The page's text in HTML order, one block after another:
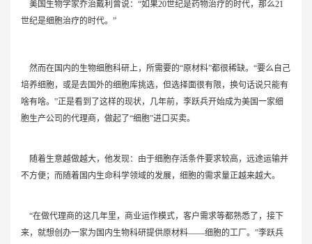
美国生物学家乔治戴利曾说：“如果20世纪是药物治疗的时代，那么21
世纪是细胞治疗的时代。”
然而在国内的生物细胞科研上，所需要的“原材料”都很稀缺。“要么自己
培养细胞，或是去国外的细胞库挑选，但选择面很有限，换句话说只能有
啥有啥。”正是看到了这样的现状，几年前，李跃兵开始成为美国一家细
胞生产公司的代理商，做起了“细胞”进口买卖。
随着生意越做越大，他发现：由于细胞存活条件要求较高，远途运输并
不方便；而随着国内生命科学领域的发展，细胞的需求量正越来越大。
“在做代理商的这几年里，商业运作模式，客户需求等都熟悉了，接下
来，就想创办一家为国内生物科研提供原材料——细胞的工厂。”李跃兵